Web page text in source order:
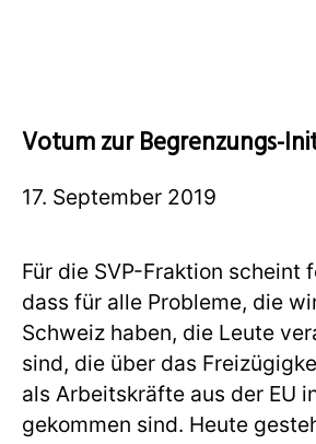
Votum zur Begrenzungs-
17. September 2019
Für die SVP-Fraktion scheint
dass für alle Probleme, die
Schweiz haben, die Leute
sind, die über das
als Arbeitskräfte aus der EU
gekommen sind. Heute